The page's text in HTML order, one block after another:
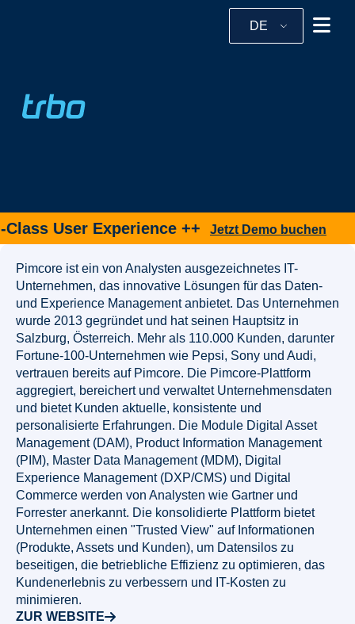
DE
User Experience ++Jetzt Demo buchen
Pimcore ist ein von Analysten ausgezeichnetes IT-
Unternehmen, das innovative Lösungen für das Daten-
und Experience Management anbietet. Das Unternehmen
wurde 2013 gegründet und hat seinen Hauptsitz in
Salzburg, Österreich. Mehr als 110.000 Kunden, darunter
Fortune-100-Unternehmen wie Pepsi, Sony und Audi,
vertrauen bereits auf Pimcore. Die Pimcore-Plattform
aggregiert, bereichert und verwaltet Unternehmensdaten
und bietet Kunden aktuelle, konsistente und
personalisierte Erfahrungen. Die Module Digital Asset
Management (DAM), Product Information Management
(PIM), Master Data Management (MDM), Digital
Experience Management (DXP/CMS) und Digital
Commerce werden von Analysten wie Gartner und
Forrester anerkannt. Die konsolidierte Plattform bietet
Unternehmen einen "Trusted View" auf Informationen
(Produkte, Assets und Kunden), um Datensilos zu
beseitigen, die betriebliche Effizienz zu optimieren, das
Kundenerlebnis zu verbessern und IT-Kosten zu
minimieren.
ZUR WEBSITE